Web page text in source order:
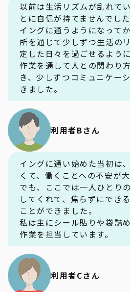
以前は生活リズムが乱れて
とに自信が持てませんでした
イングに通うようになって
所を通じて少しずつ生活の
定した日々を過ごせるよう
作業を通して人との関わり
き、少しずつコミュニケー
きました。
利用者Bさん
イングに通い始めた当初は
くて、働くことへの不安が
でも、ここでは一人ひとり
してくれて、焦らずにでき
ことができました。
私は主にシール貼りや袋詰
作業を担当しています。
利用者Cさん